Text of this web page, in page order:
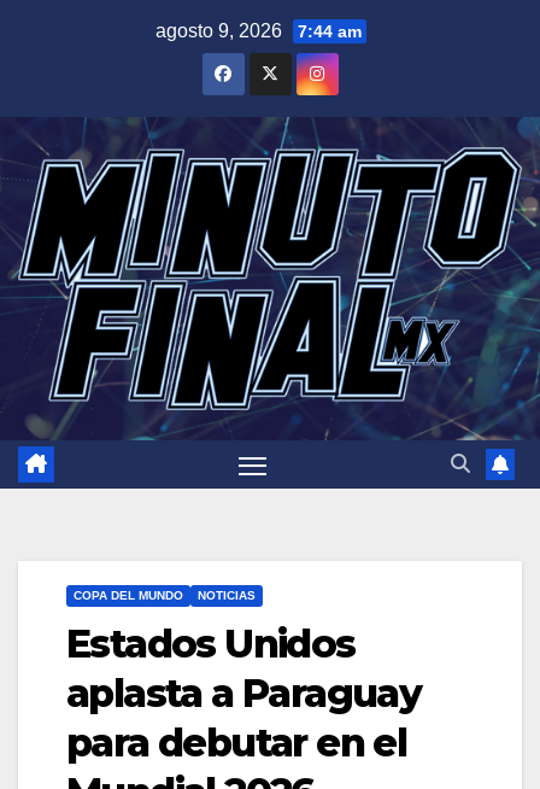
agosto 9, 2026 7:44 am
COPA DEL MUNDO NOTICIAS
Estados Unidos
aplasta a Paraguay
para debutar en el